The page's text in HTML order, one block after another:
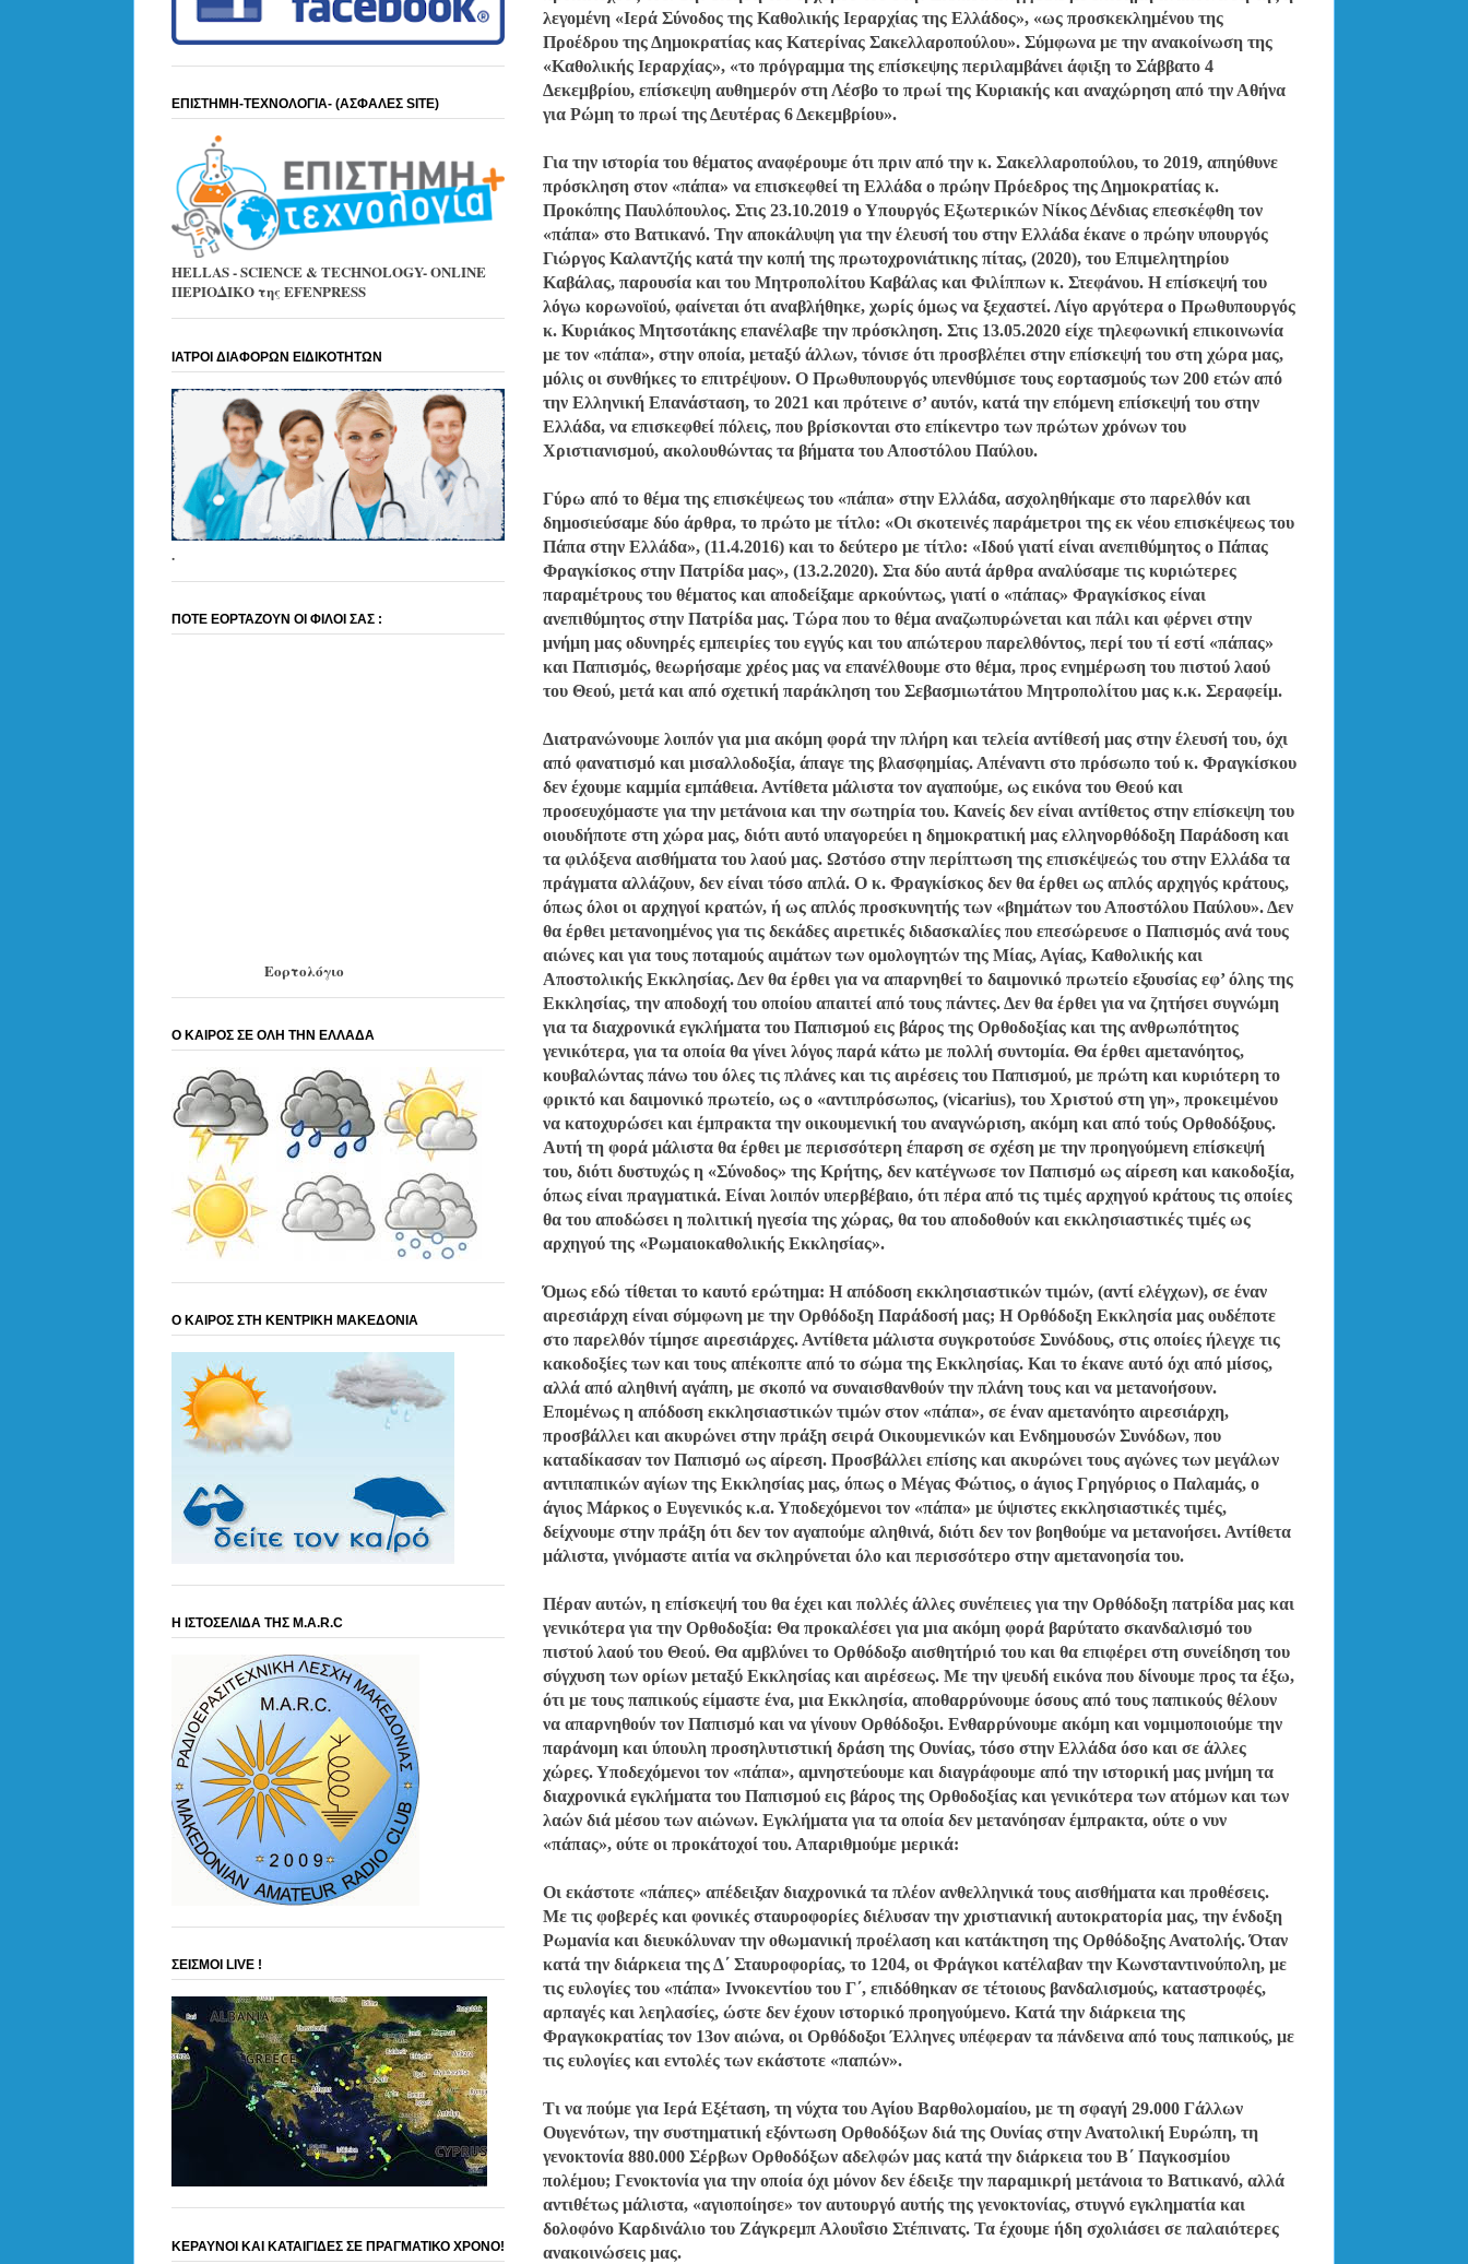
λεγομένη «Ιερά Σύνοδος της Καθολικής Ιεραρχίας της Ελλάδος», «ως προσκεκλημένου της
Προέδρου της Δημοκρατίας κας Κατερίνας Σακελλαροπούλου». Σύμφωνα με την ανακοίνωση της
«Καθολικής Ιεραρχίας», «το πρόγραμμα της επίσκεψης περιλαμβάνει άφιξη το Σάββατο 4
Δεκεμβρίου, επίσκεψη αυθημερόν στη Λέσβο το πρωί της Κυριακής και αναχώρηση από την Αθήνα
για Ρώμη το πρωί της Δευτέρας 6 Δεκεμβρίου».
Για την ιστορία του θέματος αναφέρουμε ότι πριν από την κ. Σακελλαροπούλου, το 2019, απηύθυνε
πρόσκληση στον «πάπα» να επισκεφθεί τη Ελλάδα ο πρώην Πρόεδρος της Δημοκρατίας κ.
Προκόπης Παυλόπουλος. Στις 23.10.2019 ο Υπουργός Εξωτερικών Νίκος Δένδιας επεσκέφθη τον
«πάπα» στο Βατικανό. Την αποκάλυψη για την έλευσή του στην Ελλάδα έκανε ο πρώην υπουργός
Γιώργος Καλαντζής κατά την κοπή της πρωτοχρονιάτικης πίτας, (2020), του Επιμελητηρίου
Καβάλας, παρουσία και του Μητροπολίτου Καβάλας και Φιλίππων κ. Στεφάνου. Η επίσκεψή του
λόγω κορωνοϊού, φαίνεται ότι αναβλήθηκε, χωρίς όμως να ξεχαστεί. Λίγο αργότερα ο Πρωθυπουργός
κ. Κυριάκος Μητσοτάκης επανέλαβε την πρόσκληση. Στις 13.05.2020 είχε τηλεφωνική επικοινωνία
με τον «πάπα», στην οποία, μεταξύ άλλων, τόνισε ότι προσβλέπει στην επίσκεψή του στη χώρα μας,
μόλις οι συνθήκες το επιτρέψουν. Ο Πρωθυπουργός υπενθύμισε τους εορτασμούς των 200 ετών από
την Ελληνική Επανάσταση, το 2021 και πρότεινε σ’ αυτόν, κατά την επόμενη επίσκεψή του στην
Ελλάδα, να επισκεφθεί πόλεις, που βρίσκονται στο επίκεντρο των πρώτων χρόνων του
Χριστιανισμού, ακολουθώντας τα βήματα του Αποστόλου Παύλου.
Γύρω από το θέμα της επισκέψεως του «πάπα» στην Ελλάδα, ασχοληθήκαμε στο παρελθόν και
δημοσιεύσαμε δύο άρθρα, το πρώτο με τίτλο: «Οι σκοτεινές παράμετροι της εκ νέου επισκέψεως του
Πάπα στην Ελλάδα», (11.4.2016) και το δεύτερο με τίτλο: «Ιδού γιατί είναι ανεπιθύμητος ο Πάπας
Φραγκίσκος στην Πατρίδα μας», (13.2.2020). Στα δύο αυτά άρθρα αναλύσαμε τις κυριώτερες
παραμέτρους του θέματος και αποδείξαμε αρκούντως, γιατί ο «πάπας» Φραγκίσκος είναι
ανεπιθύμητος στην Πατρίδα μας. Τώρα που το θέμα αναζωπυρώνεται και πάλι και φέρνει στην
μνήμη μας οδυνηρές εμπειρίες του εγγύς και του απώτερου παρελθόντος, περί του τί εστί «πάπας»
και Παπισμός, θεωρήσαμε χρέος μας να επανέλθουμε στο θέμα, προς ενημέρωση του πιστού λαού
του Θεού, μετά και από σχετική παράκληση του Σεβασμιωτάτου Μητροπολίτου μας κ.κ. Σεραφείμ.
Διατρανώνουμε λοιπόν για μια ακόμη φορά την πλήρη και τελεία αντίθεσή μας στην έλευσή του, όχι
από φανατισμό και μισαλλοδοξία, άπαγε της βλασφημίας. Απέναντι στο πρόσωπο τού κ. Φραγκίσκου
δεν έχουμε καμμία εμπάθεια. Αντίθετα μάλιστα τον αγαπούμε, ως εικόνα του Θεού και
προσευχόμαστε για την μετάνοια και την σωτηρία του. Κανείς δεν είναι αντίθετος στην επίσκεψη του
οιουδήποτε στη χώρα μας, διότι αυτό υπαγορεύει η δημοκρατική μας ελληνορθόδοξη Παράδοση και
τα φιλόξενα αισθήματα του λαού μας. Ωστόσο στην περίπτωση της επισκέψεώς του στην Ελλάδα τα
πράγματα αλλάζουν, δεν είναι τόσο απλά. Ο κ. Φραγκίσκος δεν θα έρθει ως απλός αρχηγός κράτους,
όπως όλοι οι αρχηγοί κρατών, ή ως απλός προσκυνητής των «βημάτων του Αποστόλου Παύλου». Δεν
θα έρθει μετανοημένος για τις δεκάδες αιρετικές διδασκαλίες που επεσώρευσε ο Παπισμός ανά τους
αιώνες και για τους ποταμούς αιμάτων των ομολογητών της Μίας, Αγίας, Καθολικής και
Αποστολικής Εκκλησίας. Δεν θα έρθει για να απαρνηθεί το δαιμονικό πρωτείο εξουσίας εφ’ όλης της
Εκκλησίας, την αποδοχή του οποίου απαιτεί από τους πάντες. Δεν θα έρθει για να ζητήσει συγνώμη
για τα διαχρονικά εγκλήματα του Παπισμού εις βάρος της Ορθοδοξίας και της ανθρωπότητος
γενικότερα, για τα οποία θα γίνει λόγος παρά κάτω με πολλή συντομία. Θα έρθει αμετανόητος,
κουβαλώντας πάνω του όλες τις πλάνες και τις αιρέσεις του Παπισμού, με πρώτη και κυριότερη το
φρικτό και δαιμονικό πρωτείο, ως ο «αντιπρόσωπος, (vicarius), του Χριστού στη γη», προκειμένου
να κατοχυρώσει και έμπρακτα την οικουμενική του αναγνώριση, ακόμη και από τούς Ορθοδόξους.
Αυτή τη φορά μάλιστα θα έρθει με περισσότερη έπαρση σε σχέση με την προηγούμενη επίσκεψή
του, διότι δυστυχώς η «Σύνοδος» της Κρήτης, δεν κατέγνωσε τον Παπισμό ως αίρεση και κακοδοξία,
όπως είναι πραγματικά. Είναι λοιπόν υπερβέβαιο, ότι πέρα από τις τιμές αρχηγού κράτους τις οποίες
θα του αποδώσει η πολιτική ηγεσία της χώρας, θα του αποδοθούν και εκκλησιαστικές τιμές ως
αρχηγού της «Ρωμαιοκαθολικής Εκκλησίας».
Όμως εδώ τίθεται το καυτό ερώτημα: Η απόδοση εκκλησιαστικών τιμών, (αντί ελέγχων), σε έναν
αιρεσιάρχη είναι σύμφωνη με την Ορθόδοξη Παράδοσή μας; Η Ορθόδοξη Εκκλησία μας ουδέποτε
στο παρελθόν τίμησε αιρεσιάρχες. Αντίθετα μάλιστα συγκροτούσε Συνόδους, στις οποίες ήλεγχε τις
κακοδοξίες των και τους απέκοπτε από το σώμα της Εκκλησίας. Και το έκανε αυτό όχι από μίσος,
αλλά από αληθινή αγάπη, με σκοπό να συναισθανθούν την πλάνη τους και να μετανοήσουν.
Επομένως η απόδοση εκκλησιαστικών τιμών στον «πάπα», σε έναν αμετανόητο αιρεσιάρχη,
προσβάλλει και ακυρώνει στην πράξη σειρά Οικουμενικών και Ενδημουσών Συνόδων, που
καταδίκασαν τον Παπισμό ως αίρεση. Προσβάλλει επίσης και ακυρώνει τους αγώνες των μεγάλων
αντιπαπικών αγίων της Εκκλησίας μας, όπως ο Μέγας Φώτιος, ο άγιος Γρηγόριος ο Παλαμάς, ο
άγιος Μάρκος ο Ευγενικός κ.α. Υποδεχόμενοι τον «πάπα» με ύψιστες εκκλησιαστικές τιμές,
δείχνουμε στην πράξη ότι δεν τον αγαπούμε αληθινά, διότι δεν τον βοηθούμε να μετανοήσει. Αντίθετα
μάλιστα, γινόμαστε αιτία να σκληρύνεται όλο και περισσότερο στην αμετανοησία του.
Πέραν αυτών, η επίσκεψή του θα έχει και πολλές άλλες συνέπειες για την Ορθόδοξη πατρίδα μας και
γενικότερα για την Ορθοδοξία: Θα προκαλέσει για μια ακόμη φορά βαρύτατο σκανδαλισμό του
πιστού λαού του Θεού. Θα αμβλύνει το Ορθόδοξο αισθητήριό του και θα επιφέρει στη συνείδηση του
σύγχυση των ορίων μεταξύ Εκκλησίας και αιρέσεως. Με την ψευδή εικόνα που δίνουμε προς τα έξω,
ότι με τους παπικούς είμαστε ένα, μια Εκκλησία, αποθαρρύνουμε όσους από τους παπικούς θέλουν
να απαρνηθούν τον Παπισμό και να γίνουν Ορθόδοξοι. Ενθαρρύνουμε ακόμη και νομιμοποιούμε την
παράνομη και ύπουλη προσηλυτιστική δράση της Ουνίας, τόσο στην Ελλάδα όσο και σε άλλες
χώρες. Υποδεχόμενοι τον «πάπα», αμνηστεύουμε και διαγράφουμε από την ιστορική μας μνήμη τα
διαχρονικά εγκλήματα του Παπισμού εις βάρος της Ορθοδοξίας και γενικότερα των ατόμων και των
λαών διά μέσου των αιώνων. Εγκλήματα για τα οποία δεν μετανόησαν έμπρακτα, ούτε ο νυν
«πάπας», ούτε οι προκάτοχοί του. Απαριθμούμε μερικά:
Οι εκάστοτε «πάπες» απέδειξαν διαχρονικά τα πλέον ανθελληνικά τους αισθήματα και προθέσεις.
Με τις φοβερές και φονικές σταυροφορίες διέλυσαν την χριστιανική αυτοκρατορία μας, την ένδοξη
Ρωμανία και διευκόλυναν την οθωμανική προέλαση και κατάκτηση της Ορθόδοξης Ανατολής. Όταν
κατά την διάρκεια της Δ΄ Σταυροφορίας, το 1204, οι Φράγκοι κατέλαβαν την Κωνσταντινούπολη, με
τις ευλογίες του «πάπα» Ιννοκεντίου του Γ΄, επιδόθηκαν σε τέτοιους βανδαλισμούς, καταστροφές,
αρπαγές και λεηλασίες, ώστε δεν έχουν ιστορικό προηγούμενο. Κατά την διάρκεια της
Φραγκοκρατίας τον 13ον αιώνα, οι Ορθόδοξοι Έλληνες υπέφεραν τα πάνδεινα από τους παπικούς, με
τις ευλογίες και εντολές των εκάστοτε «παπών».
Τι να πούμε για Ιερά Εξέταση, τη νύχτα του Αγίου Βαρθολομαίου, με τη σφαγή 29.000 Γάλλων
Ουγενότων, την συστηματική εξόντωση Ορθοδόξων διά της Ουνίας στην Ανατολική Ευρώπη, τη
γενοκτονία 880.000 Σέρβων Ορθοδόξων αδελφών μας κατά την διάρκεια του Β΄ Παγκοσμίου
πολέμου; Γενοκτονία για την οποία όχι μόνον δεν έδειξε την παραμικρή μετάνοια το Βατικανό, αλλά
αντιθέτως μάλιστα, «αγιοποίησε» τον αυτουργό αυτής της γενοκτονίας, στυγνό εγκληματία και
δολοφόνο Καρδινάλιο του Ζάγκρεμπ Αλουΐσιο Στέπινατς. Τα έχουμε ήδη σχολιάσει σε παλαιότερες
ανακοινώσεις μας.
ΕΠΙΣΤΗΜΗ-ΤΕΧΝΟΛΟΓΙΑ- (ΑΣΦΑΛΕΣ SITE)
HELLAS - SCIENCE & TECHNOLOGY- ONLINE
ΠΕΡΙΟΔΙΚΟ της EFENPRESS
ΙΑΤΡΟΙ ΔΙΑΦΟΡΩΝ ΕΙΔΙΚΟΤΗΤΩΝ
.
ΠΟΤΕ ΕΟΡΤΑΖΟΥΝ ΟΙ ΦΙΛΟΙ ΣΑΣ :
Εορτολόγιο
Ο ΚΑΙΡΟΣ ΣΕ ΟΛΗ ΤΗΝ ΕΛΛΑΔΑ
Ο ΚΑΙΡΟΣ ΣΤΗ ΚΕΝΤΡΙΚΗ ΜΑΚΕΔΟΝΙΑ
Η ΙΣΤΟΣΕΛΙΔΑ ΤΗΣ M.A.R.C
ΣΕΙΣΜΟΙ LIVE !
ΚΕΡΑΥΝΟΙ ΚΑΙ ΚΑΤΑΙΓΙΔΕΣ ΣΕ ΠΡΑΓΜΑΤΙΚΟ ΧΡΟΝΟ!